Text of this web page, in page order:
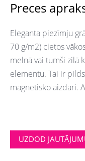
Preces
Eleganta piezīmju
70 g/m2) cietos
melnā vai tumši zilā
elementu. Tai ir
magnētisko aizdari.
UZDOD